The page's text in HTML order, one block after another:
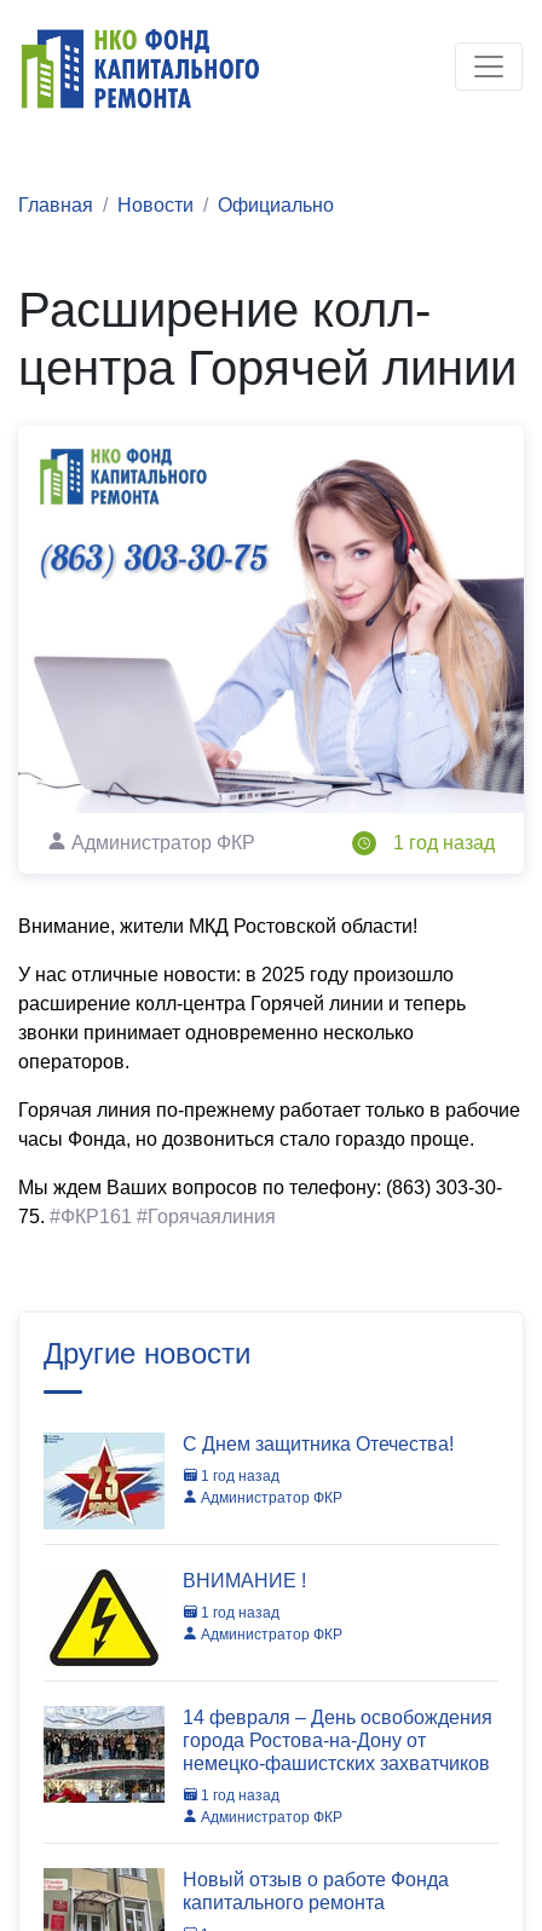
Главная Новости Официально
Расширение колл-
центра Горячей линии
Администратор ФКР 1 год назад
Внимание, жители МКД Ростовской области!
У нас отличные новости: в 2025 году произошло
расширение колл-центра Горячей линии и теперь
звонки принимает одновременно несколько
операторов.
Горячая линия по-прежнему работает только в рабочие
часы Фонда, но дозвониться стало гораздо проще.
Мы ждем Ваших вопросов по телефону: (863) 303-30-
75. #ФКР161 #Горячаялиния
Другие новости
С Днем защитника Отечества!
1 год назад
Администратор ФКР
ВНИМАНИЕ !
1 год назад
Администратор ФКР
14 февраля – День освобождения
города Ростова-на-Дону от
немецко-фашистских захватчиков
1 год назад
Администратор ФКР
Новый отзыв о работе Фонда
капитального ремонта